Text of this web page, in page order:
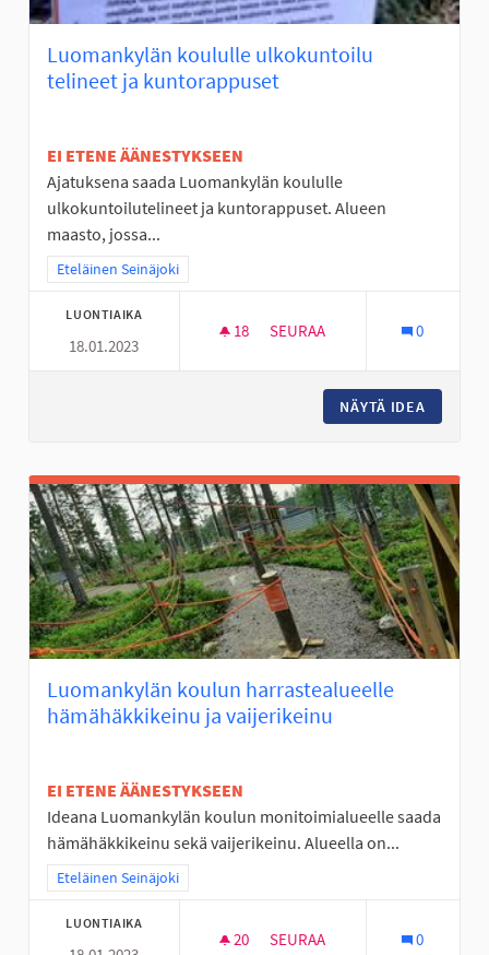
Luomankylän koululle ulkokuntoilu
telineet ja kuntorappuset
EI ETENE ÄÄNESTYKSEEN
Ajatuksena saada Luomankylän koululle
ulkokuntoilutelineet ja kuntorappuset. Alueen
maasto, jossa...
Rajaa tulokset teeman mukaan: Eteläinen Seinäjoki
Eteläinen Seinäjoki
LUONTIAIKA
18.01.2023
18 18 SEURAAJAA
SEURAA 0
NÄYTÄ IDEA
Luomankylän koulun harrastealueelle
hämähäkkikeinu ja vaijerikeinu
EI ETENE ÄÄNESTYKSEEN
Ideana Luomankylän koulun monitoimialueelle saada
hämähäkkikeinu sekä vaijerikeinu. Alueella on...
Rajaa tulokset teeman mukaan: Eteläinen Seinäjoki
Eteläinen Seinäjoki
LUONTIAIKA
20 20 SEURAAJAA
SEURAA 0